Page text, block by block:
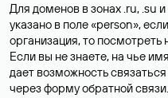
Для доменов в зонах .ru, .su
указано в поле «person»,
организация, то
Если вы не знаете, на чье
дает возможность
через форму обратной связи.